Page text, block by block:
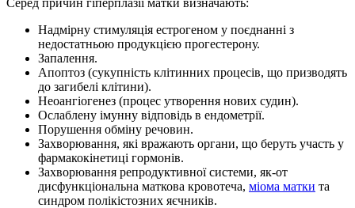
Надмірну стимуляція естрогеном у поєднанні з
недостатньою продукцією прогестерону.
Запалення.
Апоптоз (сукупність клітинних процесів, що призводять
до загибелі клітини).
Неоангіогенез (процес утворення нових судин).
Ослаблену імунну відповідь в ендометрії.
Порушення обміну речовин.
Захворювання, які вражають органи, що беруть участь у
фармакокінетиці гормонів.
Захворювання репродуктивної системи, як-от
дисфункціональна маткова кровотеча, міома матки та
синдром полікістозних яєчників.